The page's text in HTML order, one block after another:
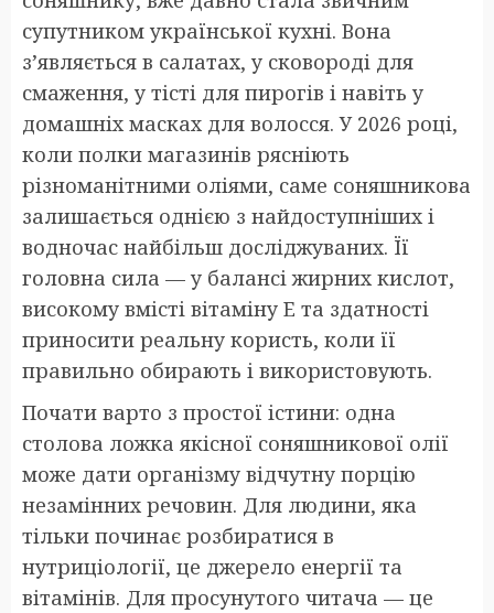
супутником української кухні. Вона
з’являється в салатах, у сковороді для
смаження, у тісті для пирогів і навіть у
домашніх масках для волосся. У 2026 році,
коли полки магазинів рясніють
різноманітними оліями, саме соняшникова
залишається однією з найдоступніших і
водночас найбільш досліджуваних. Її
головна сила — у балансі жирних кислот,
високому вмісті вітаміну E та здатності
приносити реальну користь, коли її
правильно обирають і використовують.
Почати варто з простої істини: одна
столова ложка якісної соняшникової олії
може дати організму відчутну порцію
незамінних речовин. Для людини, яка
тільки починає розбиратися в
нутриціології, це джерело енергії та
вітамінів. Для просунутого читача — це